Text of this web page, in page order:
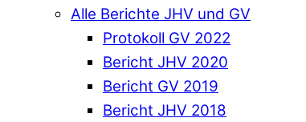
Alle Berichte JHV und GV
Protokoll GV 2022
Bericht JHV 2020
Bericht GV 2019
Bericht JHV 2018